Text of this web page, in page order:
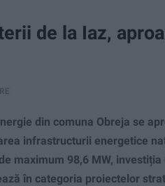
de la Iaz,
din comuna Obreja se
infrastructurii energetice
maximum 98,6 MW,
în categoria proiectelor